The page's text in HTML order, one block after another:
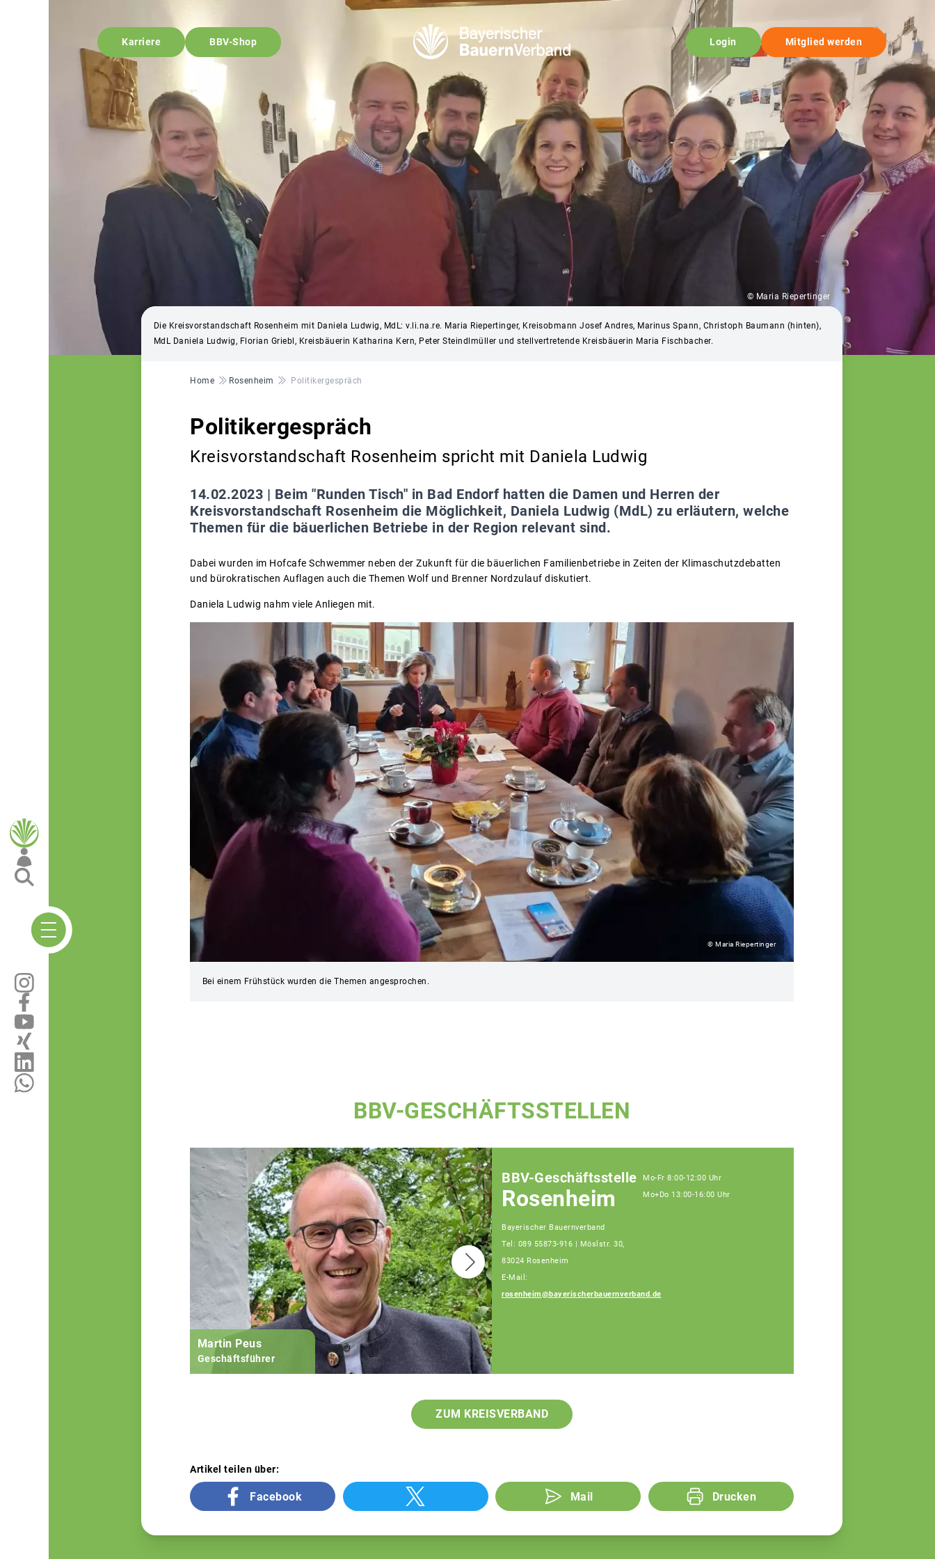
Karriere BBV-Shop Login Mitglied werden
© Maria Riepertinger
Die Kreisvorstandschaft Rosenheim mit Daniela Ludwig, MdL: v.li.na.re. Maria Riepertinger, Kreisobmann Josef Andres, Marinus Spann, Christoph Baumann (hinten),
MdL Daniela Ludwig, Florian Griebl, Kreisbäuerin Katharina Kern, Peter Steindlmüller und stellvertretende Kreisbäuerin Maria Fischbacher.
Pfadnavigation
Home Rosenheim Politikergespräch
Politikergespräch
Kreisvorstandschaft Rosenheim spricht mit Daniela Ludwig
14.02.2023 | Beim "Runden Tisch" in Bad Endorf hatten die Damen und Herren der
Kreisvorstandschaft Rosenheim die Möglichkeit, Daniela Ludwig (MdL) zu erläutern, welche
Themen für die bäuerlichen Betriebe in der Region relevant sind.
Dabei wurden im Hofcafe Schwemmer neben der Zukunft für die bäuerlichen Familienbetriebe in Zeiten der Klimaschutzdebatten
und bürokratischen Auflagen auch die Themen Wolf und Brenner Nordzulauf diskutiert.
Daniela Ludwig nahm viele Anliegen mit.
© Maria Riepertinger
Bei einem Frühstück wurden die Themen angesprochen.
BBV-GESCHÄFTSSTELLEN
Martin Peus
Geschäftsführer
BBV-Geschäftsstelle
Rosenheim
Bayerischer Bauernverband
Tel: 089 55873-916 | Möslstr. 30,
83024 Rosenheim
E-Mail:
rosenheim@bayerischerbauernverband.de
Mo-Fr 8:00-12:00 Uhr
Mo+Do 13:00-16:00 Uhr
ZUM KREISVERBAND
Artikel teilen über:
Facebook Mail Drucken